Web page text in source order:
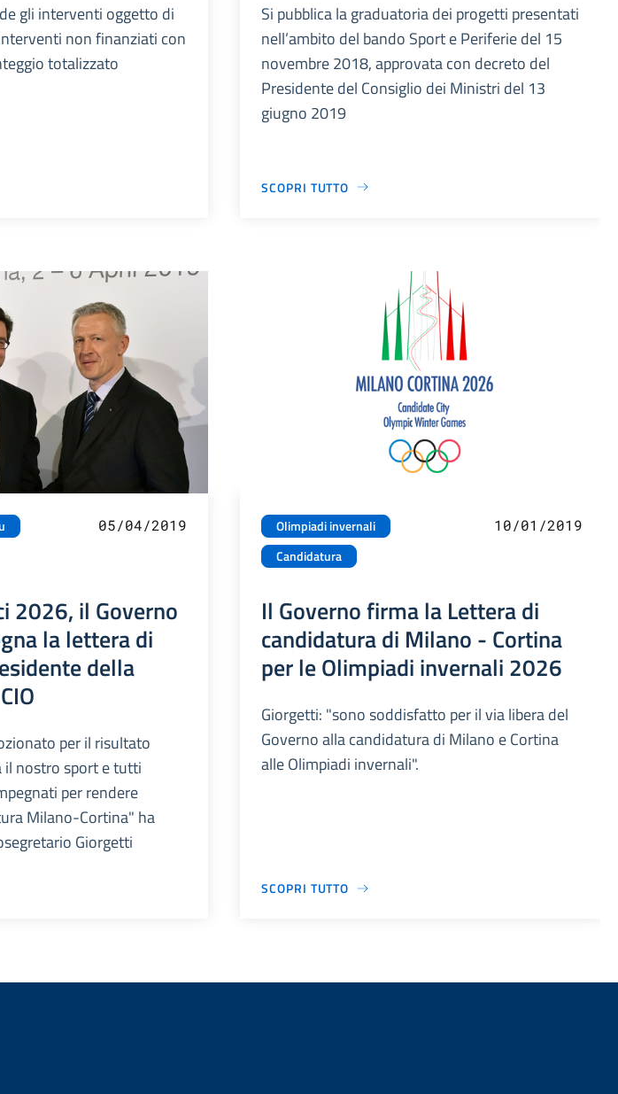
gli interventi oggetto di
non finanziati con
totalizzato
Si pubblica la graduatoria dei progetti presentati
nell’ambito del bando Sport e Periferie del 15
novembre 2018, approvata con decreto del
Presidente del Consiglio dei Ministri del 13
giugno 2019
SCOPRI TUTTO
05/04/2019
2026, il Governo
la lettera di
della
per il risultato
il nostro sport e tutti
per rendere
Milano-Cortina" ha
Giorgetti
Olimpiadi invernali
Candidatura
10/01/2019
Il Governo firma la Lettera di
candidatura di Milano - Cortina
per le Olimpiadi invernali 2026
Giorgetti: "sono soddisfatto per il via libera del
Governo alla candidatura di Milano e Cortina
alle Olimpiadi invernali".
SCOPRI TUTTO